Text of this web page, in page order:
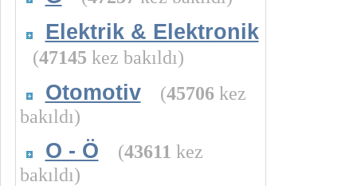
Elektrik & Elektronik
(47145 kez bakıldı)
Otomotiv (45706 kez
bakıldı)
O - Ö (43611 kez
bakıldı)